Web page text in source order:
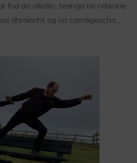
fud an oileáin, teanga na ndaoine
dhraíocht ag na carraigeacha,...